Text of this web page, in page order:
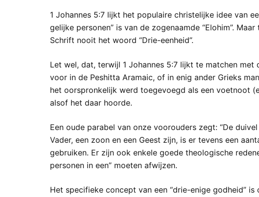
1 Johannes 5:7 lijkt het populaire christelijke idee van
gelijke personen” is van de zogenaamde “Elohim”.
Schrift nooit het woord “Drie-eenheid”.
Let wel, dat, terwijl 1 Johannes 5:7 lijkt te matchen
voor in de Peshitta Aramaic, of in enig ander Grieks
het oorspronkelijk werd toegevoegd als een voetnoot
alsof het daar hoorde.
Een oude parabel van onze voorouders zegt: “De
Vader, een zoon en een Geest zijn, is er tevens een
gebruiken. Er zijn ook enkele goede theologische
personen in een” moeten afwijzen.
Het specifieke concept van een “drie-enige godheid”